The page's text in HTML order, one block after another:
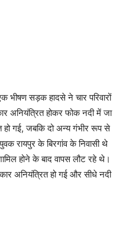
भीषण सड़क हादसे ने चार परिवारों
अनियंत्रित होकर फोक नदी में जा
हो गई, जबकि दो अन्य गंभीर रूप से
रायपुर के बिरगांव के निवासी थे
होने के बाद वापस लौट रहे थे।
कार अनियंत्रित हो गई और सीधे नदी